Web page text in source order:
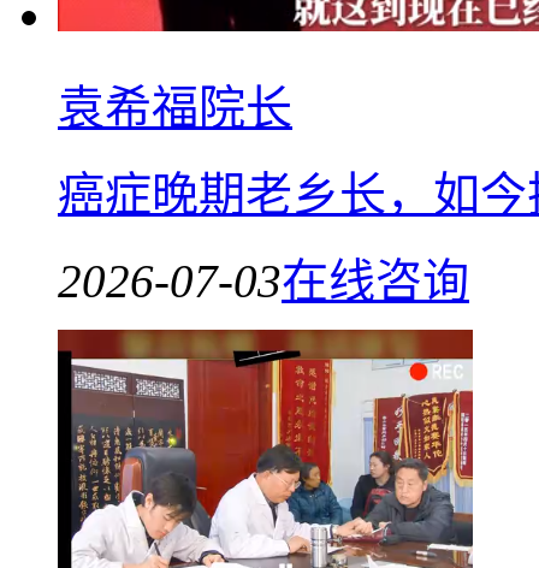
袁希福院长
癌症晚期老乡长，如
2026-07-03在线咨询